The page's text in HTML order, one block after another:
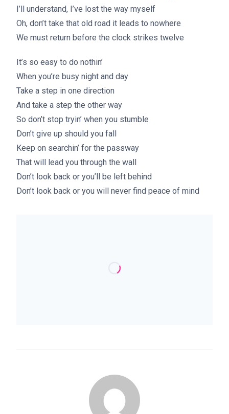
I’ll understand, I’ve lost the way myself
Oh, don’t take that old road it leads to nowhere
We must return before the clock strikes twelve
It’s so easy to do nothin’
When you’re busy night and day
Take a step in one direction
And take a step the other way
So don’t stop tryin’ when you stumble
Don’t give up should you fall
Keep on searchin’ for the passway
That will lead you through the wall
Don’t look back or you’ll be left behind
Don’t look back or you will never find peace of mind